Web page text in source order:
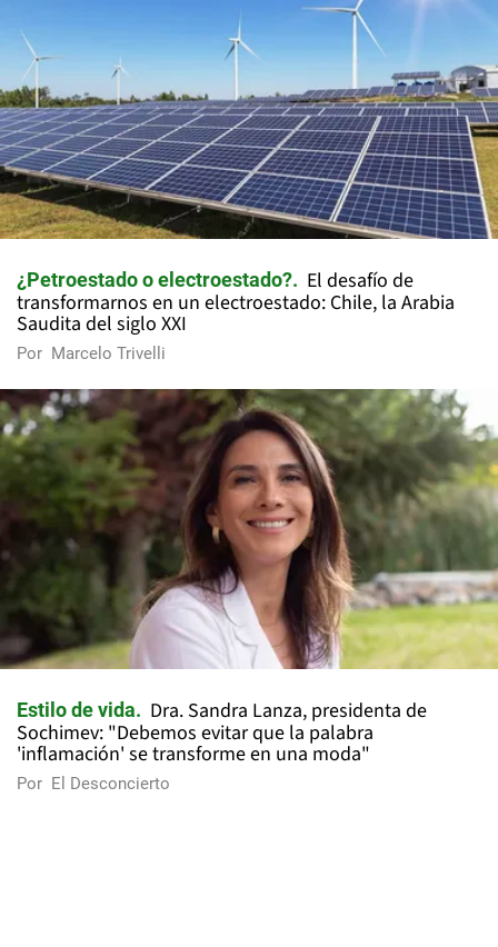
¿Petroestado o electroestado?
El desafío de
transformarnos en un electroestado: Chile, la Arabia
Saudita del siglo XXI
Por Marcelo Trivelli
Estilo de vida
Dra. Sandra Lanza, presidenta de
Sochimev: "Debemos evitar que la palabra
'inflamación' se transforme en una moda"
Por El Desconcierto